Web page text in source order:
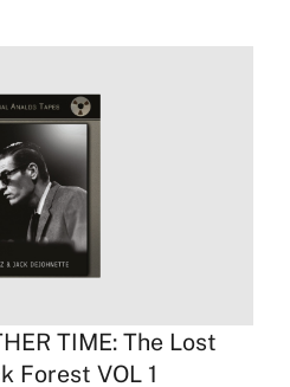
TIME: The Lost
Forest VOL 1